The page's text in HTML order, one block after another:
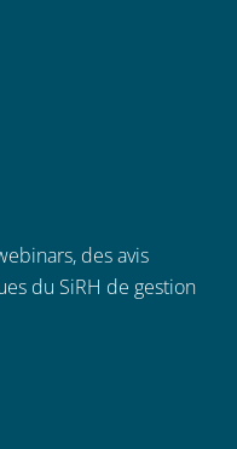
des avis
du SiRH de gestion